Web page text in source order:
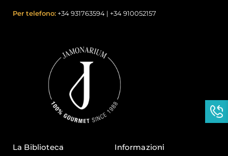
Per telefono: +34 931763594 | +34 910052157
La Biblioteca Informazioni